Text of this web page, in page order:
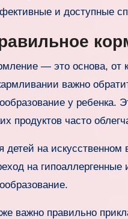
и доступные
— это основа, от
важно
у ребенка.
продуктов часто
детей на искусственном
на
важно правильно